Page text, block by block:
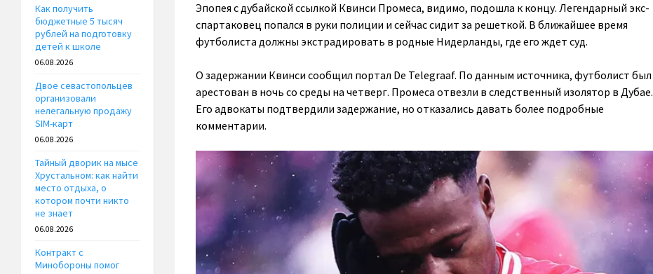
Эпопея с дубайской ссылкой Квинси Промеса, видимо, подошла к концу. Легендарный экс-
спартаковец попался в руки полиции и сейчас сидит за решеткой. В ближайшее время
футболиста должны экстрадировать в родные Нидерланды, где его ждет суд.
О задержании Квинси сообщил портал De Telegraaf. По данным источника, футболист был
арестован в ночь со среды на четверг. Промеса отвезли в следственный изолятор в Дубае.
Его адвокаты подтвердили задержание, но отказались давать более подробные
комментарии.
Как получить
бюджетные 5 тысяч
рублей на подготовку
детей к школе
06.08.2026
Двое севастопольцев
организовали
нелегальную продажу
SIM-карт
06.08.2026
Тайный дворик на мысе
Хрустальном: как найти
место отдыха, о
котором почти никто
не знает
06.08.2026
Контракт с
Минобороны помог